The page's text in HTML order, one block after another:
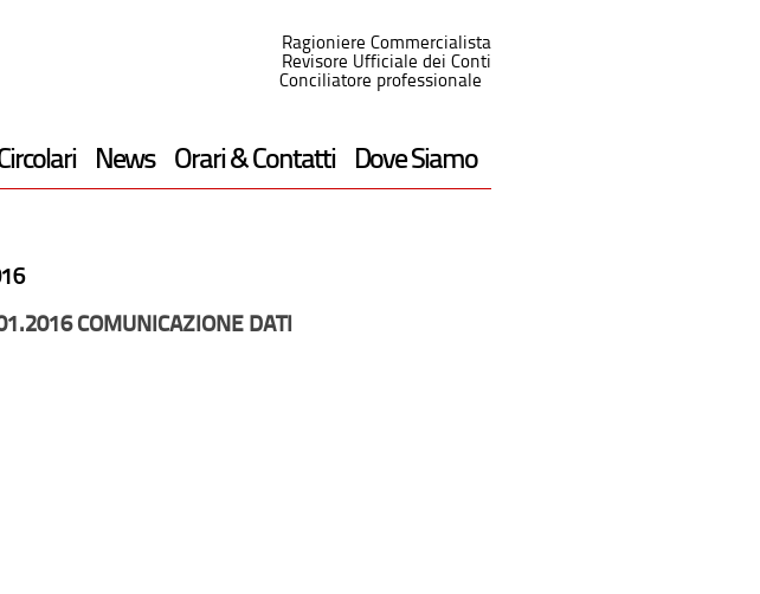
Ragioniere Commercialista
Revisore Ufficiale dei Conti
Conciliatore professionale
News Orari & Contatti Dove Siamo
COMUNICAZIONE DATI